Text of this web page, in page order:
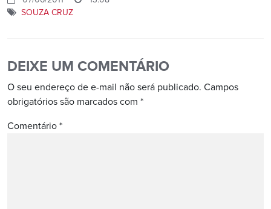
SOUZA CRUZ
DEIXE UM COMENTÁRIO
O seu endereço de e-mail não será publicado. Campos
obrigatórios são marcados com *
Comentário *